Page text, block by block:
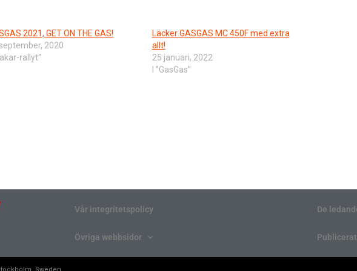
2021, GET ON THE GAS!
2020
rallyt”
Läcker GASGAS MC 450F med extra
allt!
25 januari, 2022
I ”GasGas”
Vår integritetspolicy
Övriga webbsidor
De
Publicerat